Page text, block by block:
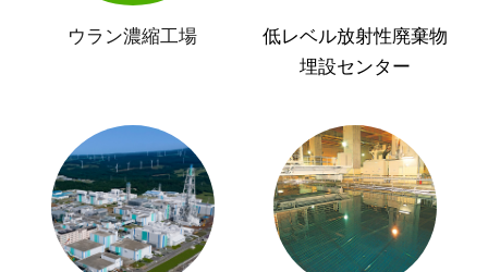
ウラン濃縮工場
低レベル放射性廃棄物
埋設センター